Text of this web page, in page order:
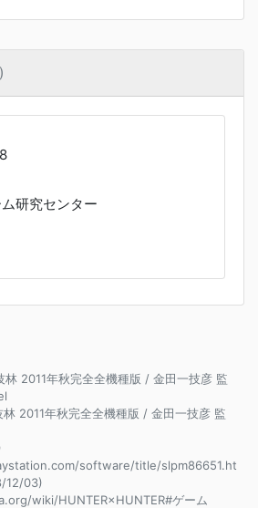
研究センター
2011年秋完全全機種版 / 金田一技彦 監
2011年秋完全全機種版 / 金田一技彦 監
software/title/slpm86651.ht
12/03)
wiki/HUNTER×HUNTER#ゲーム